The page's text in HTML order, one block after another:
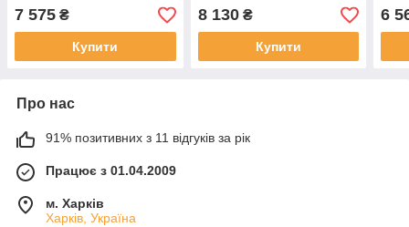
7 575 ₴
Купити
8 130₴
Купити
6
Про нас
91% позитивних з 11 відгуків за рік
Працює з 01.04.2009
м. Харків
Харків, Україна